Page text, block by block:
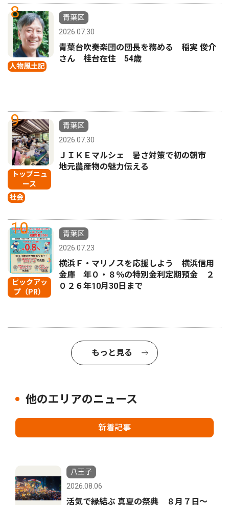
8
人物風土記
青葉区
2026.07.30
青葉台吹奏楽団の団長を務める 稲実 俊介
さん 桂台在住 54歳
9
トップニュ
ース
社会
青葉区
2026.07.30
ＪＩＫＥマルシェ 暑さ対策で初の朝市
地元農産物の魅力伝える
10
ピックアッ
プ（PR）
青葉区
2026.07.23
横浜Ｆ・マリノスを応援しよう 横浜信用
金庫 年０・８％の特別金利定期預金 ２
０２６年10月30日まで
もっと見る
他のエリアのニュース
新着記事
八王子
2026.08.06
活気で縁結ぶ 真夏の祭典 ８月７日〜